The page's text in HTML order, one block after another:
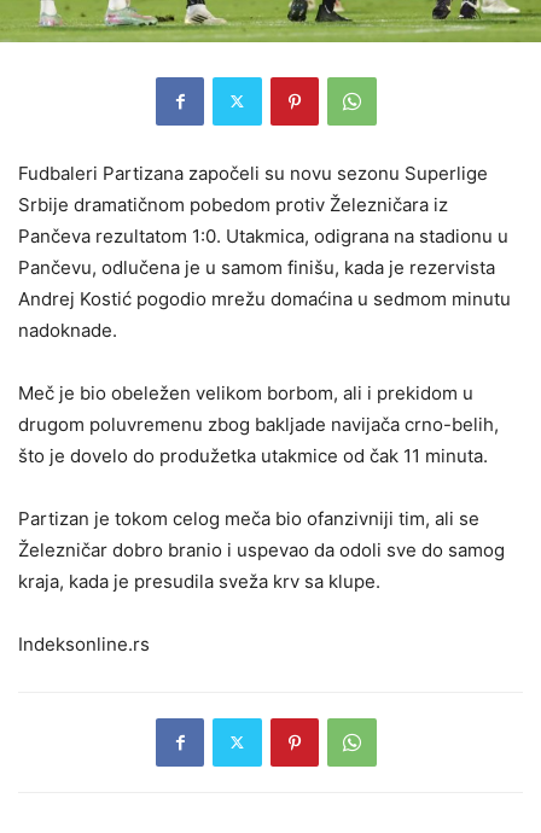
Fudbaleri Partizana započeli su novu sezonu Superlige
Srbije dramatičnom pobedom protiv Železničara iz
Pančeva rezultatom 1:0. Utakmica, odigrana na stadionu u
Pančevu, odlučena je u samom finišu, kada je rezervista
Andrej Kostić pogodio mrežu domaćina u sedmom minutu
nadoknade.
Meč je bio obeležen velikom borbom, ali i prekidom u
drugom poluvremenu zbog bakljade navijača crno-belih,
što je dovelo do produžetka utakmice od čak 11 minuta.
Partizan je tokom celog meča bio ofanzivniji tim, ali se
Železničar dobro branio i uspevao da odoli sve do samog
kraja, kada je presudila sveža krv sa klupe.
Indeksonline.rs